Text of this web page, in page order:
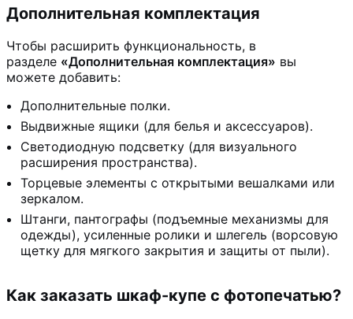
Дополнительная комплектация
Чтобы расширить функциональность, в
разделе «Дополнительная комплектация» вы
можете добавить:
Дополнительные полки.
Выдвижные ящики (для белья и аксессуаров).
Светодиодную подсветку (для визуального
расширения пространства).
Торцевые элементы с открытыми вешалками или
зеркалом.
Штанги, пантографы (подъемные механизмы для
одежды), усиленные ролики и шлегель (ворсовую
щетку для мягкого закрытия и защиты от пыли).
Как заказать шкаф-купе с фотопечатью?